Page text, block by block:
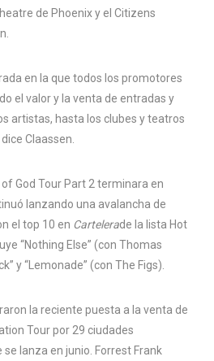
de Phoenix y el Citizens
en la que todos los promotores
el valor y la venta de entradas y
artistas, hasta los clubes y teatros
Claassen.
God Tour Part 2 terminara en
lanzando una avalancha de
el top 10 en Cartelerade la lista Hot
“Nothing Else” (con Thomas
y “Lemonade” (con The Figs).
la reciente puesta a la venta de
Tour por 29 ciudades
lanza en junio. Forrest Frank